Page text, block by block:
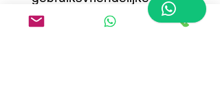
boekingssysteem kunt u met